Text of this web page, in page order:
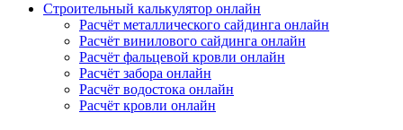
Строительный калькулятор онлайн
Расчёт металлического сайдинга онлайн
Расчёт винилового сайдинга онлайн
Расчёт фальцевой кровли онлайн
Расчёт забора онлайн
Расчёт водостока онлайн
Расчёт кровли онлайн